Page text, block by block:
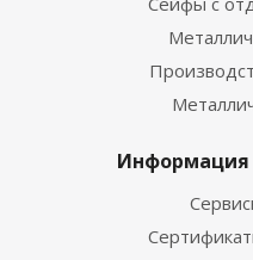
Информация